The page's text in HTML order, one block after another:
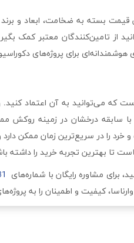
بسته به ضخامت، ابعاد و
از تامین‌کنندگان معتبر کمک
هوشمندانه‌ای برای پروژه‌های
که می‌توانید به آن اعتماد کنید.
سابقه درخشان در زمینه روکش
و خرد را در سریع‌ترین زمان
تا بهترین تجربه خرید را داشته
برای مشاوره رایگان با شماره‌های
کیفیت و اطمینان را به